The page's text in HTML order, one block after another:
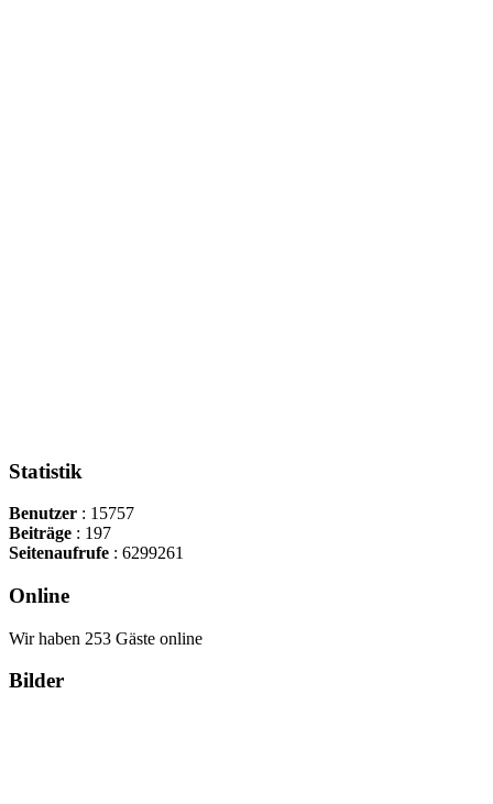
Statistik
Benutzer : 15757
Beiträge : 197
Seitenaufrufe : 6299261
Online
Wir haben 253 Gäste online
Bilder